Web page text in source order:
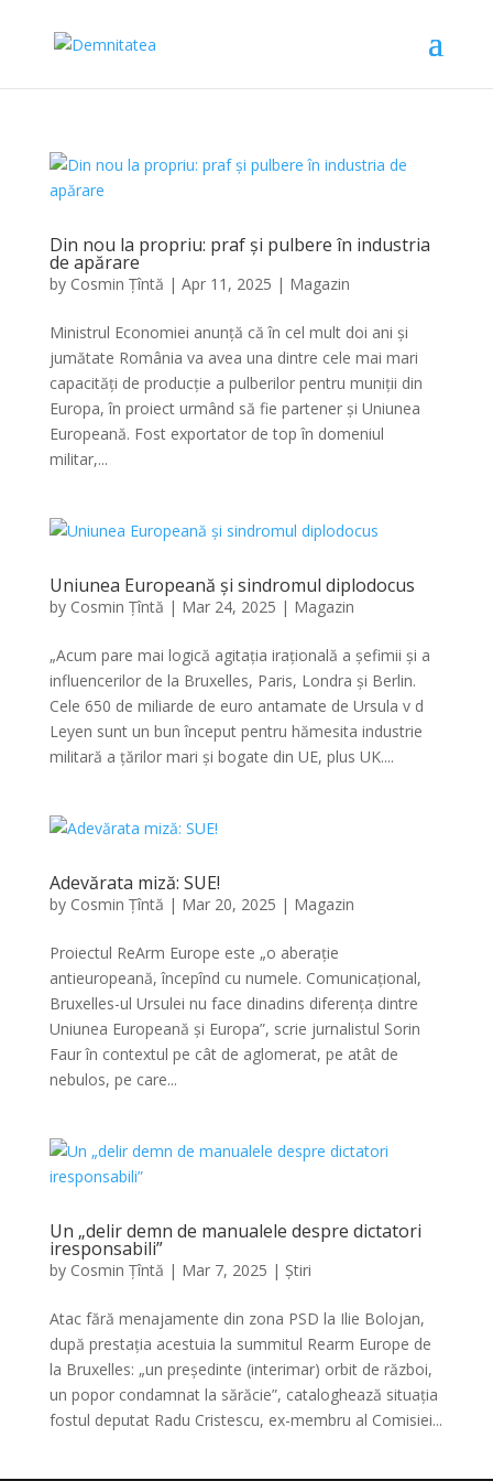
Din nou la propriu: praf și pulbere în industria
de apărare
by Cosmin Țîntă | Apr 11, 2025 | Magazin
Ministrul Economiei anunță că în cel mult doi ani și
jumătate România va avea una dintre cele mai mari
capacități de producție a pulberilor pentru muniții din
Europa, în proiect urmând să fie partener și Uniunea
Europeană. Fost exportator de top în domeniul
militar,...
Uniunea Europeană și sindromul diplodocus
by Cosmin Țîntă | Mar 24, 2025 | Magazin
„Acum pare mai logică agitația irațională a șefimii și a
influencerilor de la Bruxelles, Paris, Londra și Berlin.
Cele 650 de miliarde de euro antamate de Ursula v d
Leyen sunt un bun început pentru hămesita industrie
militară a țărilor mari și bogate din UE, plus UK....
Adevărata miză: SUE!
by Cosmin Țîntă | Mar 20, 2025 | Magazin
Proiectul ReArm Europe este „o aberație
antieuropeană, începînd cu numele. Comunicațional,
Bruxelles-ul Ursulei nu face dinadins diferența dintre
Uniunea Europeană și Europa”, scrie jurnalistul Sorin
Faur în contextul pe cât de aglomerat, pe atât de
nebulos, pe care...
Un „delir demn de manualele despre dictatori
iresponsabili”
by Cosmin Țîntă | Mar 7, 2025 | Știri
Atac fără menajamente din zona PSD la Ilie Bolojan,
după prestația acestuia la summitul Rearm Europe de
la Bruxelles: „un președinte (interimar) orbit de război,
un popor condamnat la sărăcie”, cataloghează situația
fostul deputat Radu Cristescu, ex-membru al Comisiei...